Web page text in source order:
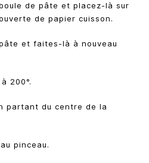
de pâte et placez-là sur
de papier cuisson.
et faites-là à nouveau
200°.
partant du centre de la
pinceau.